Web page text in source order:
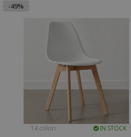
-49%
14 colori IN STOCK